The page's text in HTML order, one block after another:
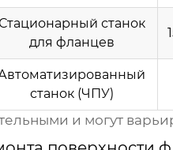
Стационарный станок
для фланцев
станок (ЧПУ)
и могут